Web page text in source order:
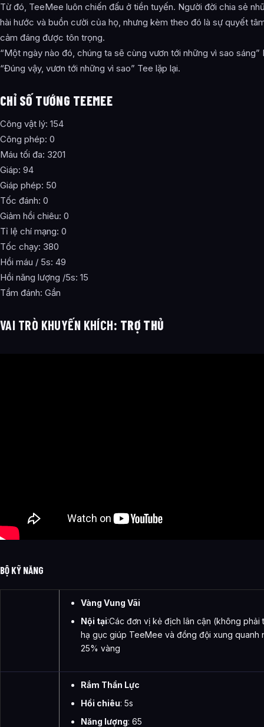
Từ đó, TeeMee luôn chiến đấu ở tiền tuyến. Người đời chia sẻ
hài hước và buồn cười của họ, nhưng kèm theo đó là sự quyết
cảm đáng được tôn trọng.
“Một ngày nào đó, chúng ta sẽ cùng vươn tới những vì sao sáng”
“Đúng vậy, vươn tới những vì sao” Tee lặp lại.
CHỈ SỐ TƯỚNG TEEMEE
Công vật lý: 154
Công phép: 0
Máu tối đa: 3201
Giáp: 94
Giáp phép: 50
Tốc đánh: 0
Giảm hồi chiêu: 0
Tỉ lệ chí mạng: 0
Tốc chạy: 380
Hồi máu / 5s: 49
Hồi năng lượng /5s: 15
Tầm đánh: Gần
VAI TRÒ KHUYẾN KHÍCH: TRỢ THỦ
BỘ KỸ NĂNG
Vàng Vung Vãi
Nội tại:Các đơn vị kẻ địch lân cận (không phải
hạ gục giúp TeeMee và đồng đội xung quanh
25% vàng
Rắm Thần Lực
Hồi chiêu: 5s
Năng lượng: 65